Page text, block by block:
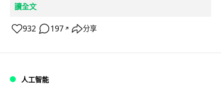
讀全文
932 197 ↗ 分享
人工智能